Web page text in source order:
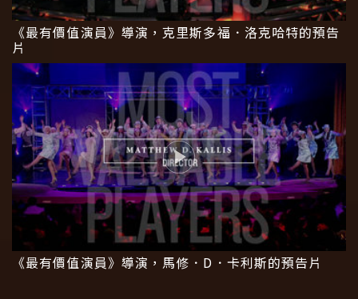
《最有價值演員》導演，克里斯多福．洛克哈特的預告
片
《最有價值演員》導演，馬修．D．卡利斯的預告片